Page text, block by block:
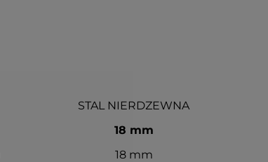
STAL NIERDZEWNA
18 mm
18 mm